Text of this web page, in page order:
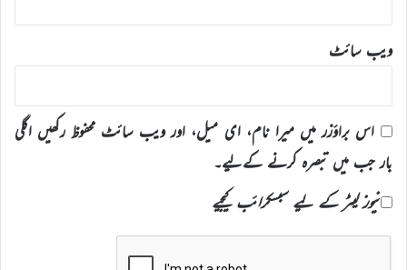
ویب‌ سائٹ
اس براؤزر میں میرا نام، ای میل، اور ویب سائٹ محفوظ رکھیں اگلی
بار جب میں تبصرہ کرنے کےلیے۔
نیوز لیٹر کے لیے سبسکرائب کیجیے